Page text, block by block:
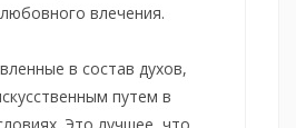
влечения.
в состав духов,
путем в